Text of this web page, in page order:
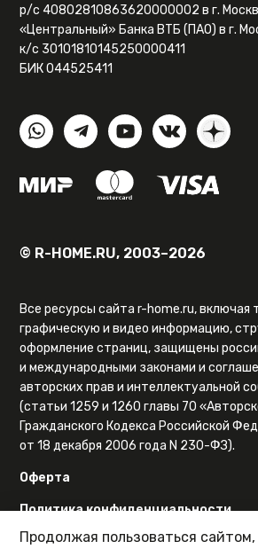
р/с 40802810863620000002 в г.
«Центральный» Банка ВТБ (ПАО) в г.
к/с 30101810145250000411
БИК 044525411
© R-HOME.RU, 2003–2026
Все ресурсы сайта r-home.ru, включая
графическую и видео информацию,
оформление страниц, защищены
и международными законами и
авторских прав и интеллектуальной
(статьи 1259 и 1260 главы 70
Гражданского Кодекса Российской
от 18 декабря 2006 года N 230-ФЗ).
Оферта
Политика конфиденциальности
Карта сайта
Продолжая пользоваться